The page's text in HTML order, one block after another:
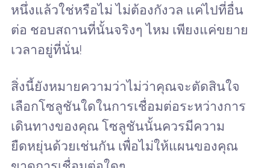
หนึ่งแล้วใช่หรือไม่ ไม่ต้องกังวล แค่ไปที่อื่น
ต่อ ชอบสถานที่นั้นจริงๆ ไหม เพียงแค่ขยาย
เวลาอยู่ที่นั่น!
สิ่งนี้ยังหมายความว่าไม่ว่าคุณจะตัดสินใจ
เลือกโซลูชันใดในการเชื่อมต่อระหว่างการ
เดินทางของคุณ โซลูชันนั้นควรมีความ
ยืดหยุ่นด้วยเช่นกัน เพื่อไม่ให้แผนของคุณ